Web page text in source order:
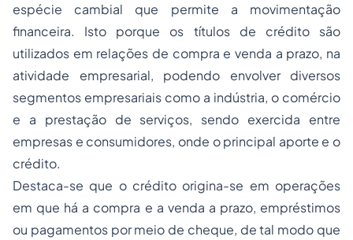
espécie cambial que permite a movimentação
financeira. Isto porque os títulos de crédito são
utilizados em relações de compra e venda a prazo, na
atividade empresarial, podendo envolver diversos
segmentos empresariais como a indústria, o comércio
e a prestação de serviços, sendo exercida entre
empresas e consumidores, onde o principal aporte e o
crédito.
Destaca-se que o crédito origina-se em operações
em que há a compra e a venda a prazo, empréstimos
ou pagamentos por meio de cheque, de tal modo que